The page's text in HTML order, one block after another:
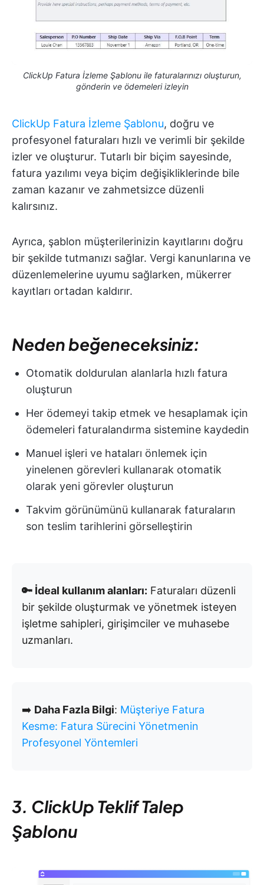
ClickUp Fatura İzleme Şablonu ile faturalarınızı oluşturun,
gönderin ve ödemeleri izleyin
ClickUp Fatura İzleme Şablonu, doğru ve
profesyonel faturaları hızlı ve verimli bir şekilde
izler ve oluşturur. Tutarlı bir biçim sayesinde,
fatura yazılımı veya biçim değişikliklerinde bile
zaman kazanır ve zahmetsizce düzenli
kalırsınız.
Ayrıca, şablon müşterilerinizin kayıtlarını doğru
bir şekilde tutmanızı sağlar. Vergi kanunlarına ve
düzenlemelerine uyumu sağlarken, mükerrer
kayıtları ortadan kaldırır.
Neden beğeneceksiniz:
Otomatik doldurulan alanlarla hızlı fatura
oluşturun
Her ödemeyi takip etmek ve hesaplamak için
ödemeleri faturalandırma sistemine kaydedin
Manuel işleri ve hataları önlemek için
yinelenen görevleri kullanarak otomatik
olarak yeni görevler oluşturun
Takvim görünümünü kullanarak faturaların
son teslim tarihlerini görselleştirin
🔑 İdeal kullanım alanları: Faturaları düzenli
bir şekilde oluşturmak ve yönetmek isteyen
işletme sahipleri, girişimciler ve muhasebe
uzmanları.
➡️ Daha Fazla Bilgi: Müşteriye Fatura
Kesme: Fatura Sürecini Yönetmenin
Profesyonel Yöntemleri
3. ClickUp Teklif Talep
Şablonu